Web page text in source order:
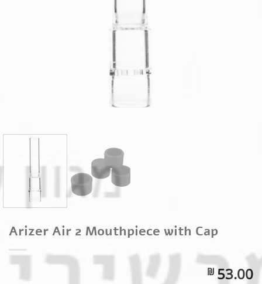
Arizer Air 2 Mouthpiece with Cap
₪ 53.00